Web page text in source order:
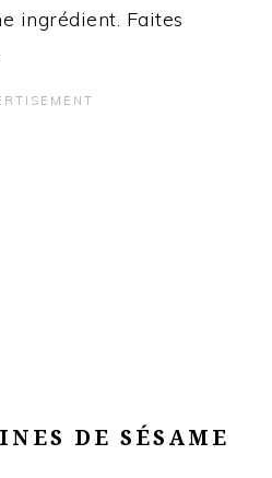
ingrédient. Faites
DE SÉSAME